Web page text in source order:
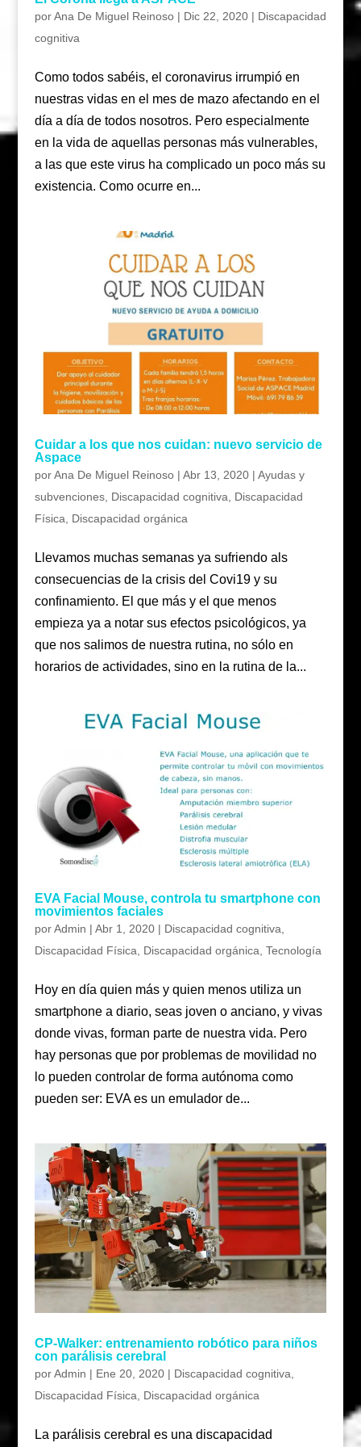
porAna De Miguel Reinoso| Dic 22, 2020| Discapacidad
cognitiva
Como todos sabéis, el coronavirus irrumpió en
nuestras vidas en el mes de mazo afectando en el
día a día de todos nosotros. Pero especialmente
en la vida de aquellas personas más vulnerables,
a las que este virus ha complicado un poco más su
existencia. Como ocurre en...
Cuidar a los que nos cuidan: nuevo servicio de
Aspace
porAna De Miguel Reinoso| Abr 13, 2020| Ayudas y
subvenciones, Discapacidad cognitiva
Discapacidad
Física
Discapacidad orgánica
Llevamos muchas semanas ya sufriendo als
consecuencias de la crisis del Covi19 y su
confinamiento. El que más y el que menos
empieza ya a notar sus efectos psicológicos, ya
que nos salimos de nuestra rutina, no sólo en
horarios de actividades, sino en la rutina de la...
EVA Facial Mouse, controla tu smartphone con
movimientos faciales
porAdmin | Abr 1, 2020| Discapacidad cognitiva
Discapacidad Física
Discapacidad orgánica Tecnología
Hoy en día quien más y quien menos utiliza un
smartphone a diario, seas joven o anciano, y vivas
donde vivas, forman parte de nuestra vida. Pero
hay personas que por problemas de movilidad no
lo pueden controlar de forma autónoma como
pueden ser: EVA es un emulador de...
CP-Walker: entrenamiento robótico para niños
con parálisis cerebral
porAdmin | Ene 20, 2020| Discapacidad cognitiva
Discapacidad Física
Discapacidad orgánica
La parálisis cerebral es una discapacidad